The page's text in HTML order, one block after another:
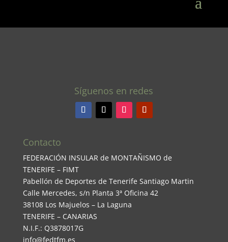
Síguenos en redes
Contacto
FEDERACIÓN INSULAR de MONTAÑISMO de
TENERIFE – FIMT
Pabellón de Deportes de Tenerife Santiago Martin
Calle Mercedes, s/n Planta 3ª Oficina 42
38108 Los Majuelos – La Laguna
TENERIFE – CANARIAS
N.I.F.: Q3878017G
info@fedtfm.es